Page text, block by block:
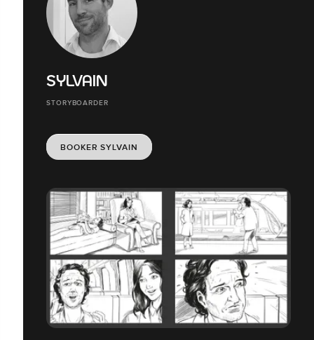
SYLVAIN
STORYBOARDER
BOOKER SYLVAIN